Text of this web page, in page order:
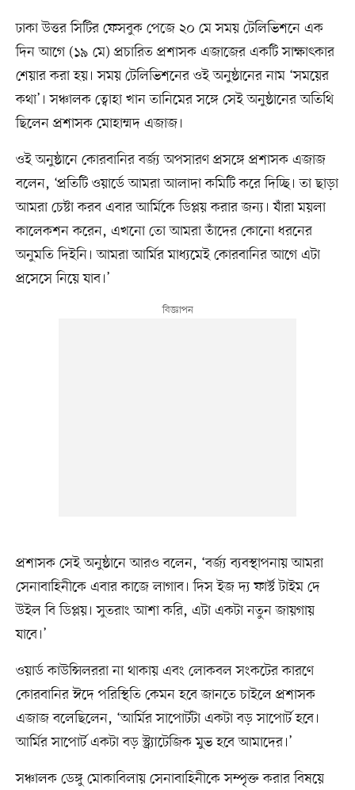
ঢাকা উত্তর সিটির ফেসবুক পেজে ২০ মে সময় টেলিভিশনে এক
দিন আগে (১৯ মে) প্রচারিত প্রশাসক এজাজের একটি সাক্ষাৎকার
শেয়ার করা হয়। সময় টেলিভিশনের ওই অনুষ্ঠানের নাম ‘সময়ের
কথা’। সঞ্চালক ত্বোহা খান তানিমের সঙ্গে সেই অনুষ্ঠানের অতিথি
ছিলেন প্রশাসক মোহাম্মদ এজাজ।
ওই অনুষ্ঠানে কোরবানির বর্জ্য অপসারণ প্রসঙ্গে প্রশাসক এজাজ
বলেন, ‘প্রতিটি ওয়ার্ডে আমরা আলাদা কমিটি করে দিচ্ছি। তা ছাড়া
আমরা চেষ্টা করব এবার আর্মিকে ডিপ্লয় করার জন্য। যাঁরা ময়লা
কালেকশন করেন, এখনো তো আমরা তাঁদের কোনো ধরনের
অনুমতি দিইনি। আমরা আর্মির মাধ্যমেই কোরবানির আগে এটা
প্রসেসে নিয়ে যাব।’
প্রশাসক সেই অনুষ্ঠানে আরও বলেন, ‘বর্জ্য ব্যবস্থাপনায় আমরা
সেনাবাহিনীকে এবার কাজে লাগাব। দিস ইজ দ্য ফার্স্ট টাইম দে
উইল বি ডিপ্লয়। সুতরাং আশা করি, এটা একটা নতুন জায়গায়
যাবে।’
ওয়ার্ড কাউন্সিলররা না থাকায় এবং লোকবল সংকটের কারণে
কোরবানির ঈদে পরিস্থিতি কেমন হবে জানতে চাইলে প্রশাসক
এজাজ বলেছিলেন, ‘আর্মির সাপোর্টটা একটা বড় সাপোর্ট হবে।
আর্মির সাপোর্ট একটা বড় স্ট্র্যাটেজিক মুভ হবে আমাদের।’
সঞ্চালক ডেঙ্গু মোকাবিলায় সেনাবাহিনীকে সম্পৃক্ত করার বিষয়ে